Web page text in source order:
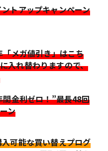
トアップキャンペーン
メガ値引き」はこち
入れ替わりますので、
金利ゼロ！”最長48回
ン
可能な買い替えプログ